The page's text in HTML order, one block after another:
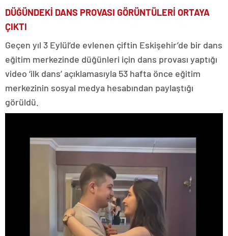
DÜĞÜNDEKİ DANS PROVASI GÖRÜNTÜLERİ ORTAYA
ÇIKTI
Geçen yıl 3 Eylül’de evlenen çiftin Eskişehir’de bir dans
eğitim merkezinde düğünleri için dans provası yaptığı
video ‘ilk dans’ açıklamasıyla 53 hafta önce eğitim
merkezinin sosyal medya hesabından paylaştığı
görüldü.